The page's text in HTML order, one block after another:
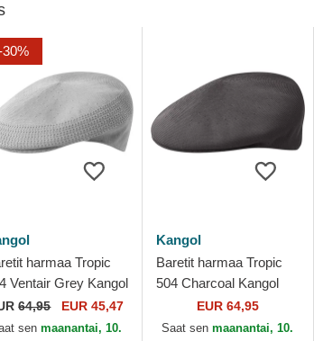
30%
harmaa Tropic
Ventair Grey Kangol
64,95 EUR 45,47
senmaanantai, 10.
Kangol
Baretit harmaa Tropic
504 Charcoal Kangol
EUR 64,95
Saat senmaanantai, 10.